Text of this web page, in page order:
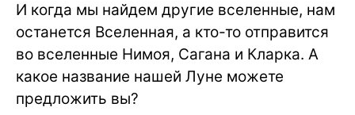
И когда мы найдем другие вселенные, нам
останется Вселенная, а кто-то отправится
во вселенные Нимоя, Сагана и Кларка. А
какое название нашей Луне можете
предложить вы?